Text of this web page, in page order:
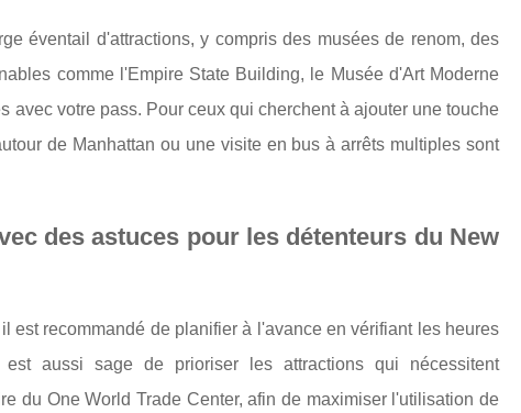
éventail d'attractions, y compris des musées de renom, des
comme l'Empire State Building, le Musée d'Art Moderne
avec votre pass. Pour ceux qui cherchent à ajouter une touche
de Manhattan ou une visite en bus à arrêts multiples sont
des astuces pour les détenteurs du New
est recommandé de planifier à l'avance en vérifiant les heures
aussi sage de prioriser les attractions qui nécessitent
du One World Trade Center, afin de maximiser l'utilisation de